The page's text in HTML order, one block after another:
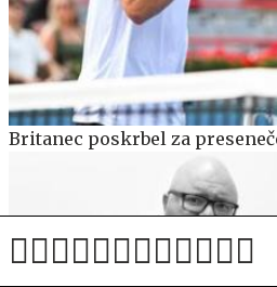
Britanec poskrbel za